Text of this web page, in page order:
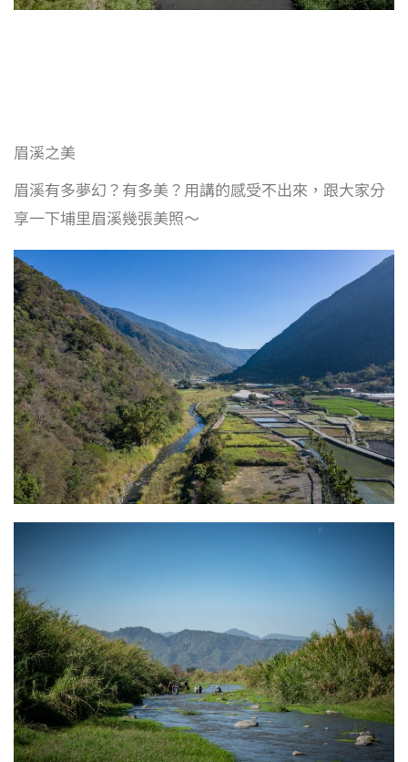
眉溪之美
眉溪有多夢幻？有多美？用講的感受不出來，跟大家分
享一下埔里眉溪幾張美照～